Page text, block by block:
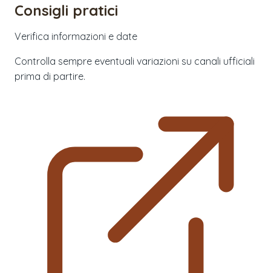
Consigli pratici
Verifica informazioni e date
Controlla sempre eventuali variazioni su canali ufficiali
prima di partire.